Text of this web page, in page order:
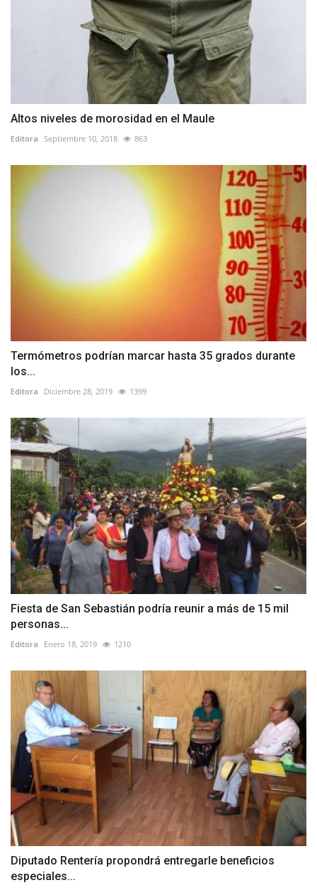
Altos niveles de morosidad en el Maule
Editora Septiembre 10, 2018 863
Termómetros podrían marcar hasta 35 grados durante
los...
Editora Diciembre 28, 2019 1399
Fiesta de San Sebastián podría reunir a más de 15 mil
personas...
Editora Enero 18, 2019 1210
Diputado Rentería propondrá entregarle beneficios
especiales...